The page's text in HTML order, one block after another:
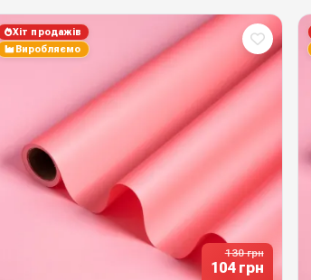
130 грн
104 грн
Хіт продажів
Виробляємо